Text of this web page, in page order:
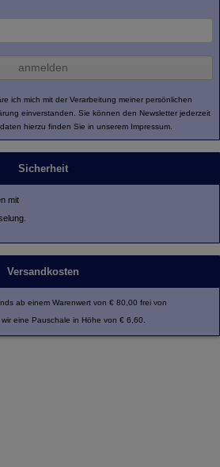
anmelden
ich mich mit der Verarbeitung meiner persönlichen
einverstanden. Sie können den Newsletter jederzeit
hierzu finden Sie in unserem Impressum.
Sicherheit
mit
Versandkosten
ab einem Warenwert von € 80,00 frei von
eine Pauschale in Höhe von € 6,60.